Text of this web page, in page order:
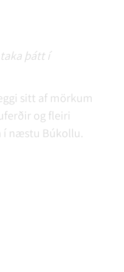
þátt í
sitt af mörkum
og fleiri
í næstu Búkollu.